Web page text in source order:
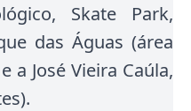
Skate Park,
das Águas (área
a José Vieira Caúla,